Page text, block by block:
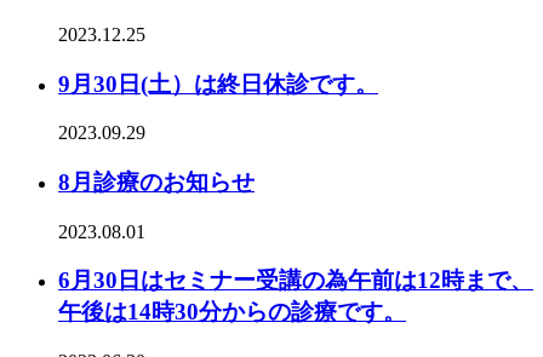
2023.12.25
9月30日(土）は終日休診です。
2023.09.29
8月診療のお知らせ
2023.08.01
6月30日はセミナー受講の為午前は12時まで、
午後は14時30分からの診療です。